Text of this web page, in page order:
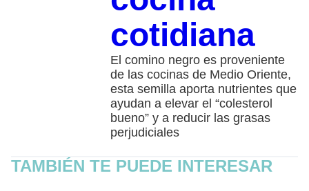
cotidiana
El comino negro es proveniente
de las cocinas de Medio Oriente,
esta semilla aporta nutrientes que
ayudan a elevar el “colesterol
bueno” y a reducir las grasas
perjudiciales
TAMBIÉN TE PUEDE INTERESAR